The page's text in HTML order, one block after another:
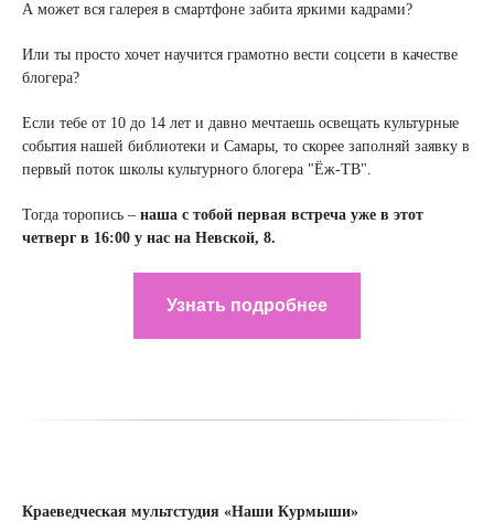
А может вся галерея в смартфоне забита яркими кадрами?
Или ты просто хочет научится грамотно вести соцсети в качестве
блогера?
Если тебе от 10 до 14 лет и давно мечтаешь освещать культурные
события нашей библиотеки и Самары, то скорее заполняй заявку в
первый поток школы культурного блогера "Ёж-ТВ".
Тогда торопись – наша с тобой первая встреча уже в этот
четверг в 16:00 у нас на Невской, 8.
Узнать подробнее
Краеведческая мультстудия «Наши Курмыши»